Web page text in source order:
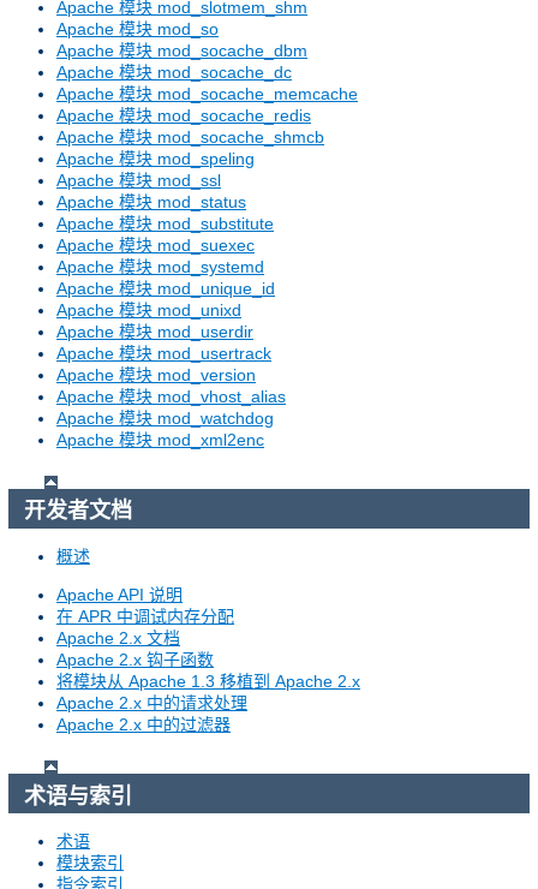
Apache 模块 mod_slotmem_shm
Apache 模块 mod_so
Apache 模块 mod_socache_dbm
Apache 模块 mod_socache_dc
Apache 模块 mod_socache_memcache
Apache 模块 mod_socache_redis
Apache 模块 mod_socache_shmcb
Apache 模块 mod_speling
Apache 模块 mod_ssl
Apache 模块 mod_status
Apache 模块 mod_substitute
Apache 模块 mod_suexec
Apache 模块 mod_systemd
Apache 模块 mod_unique_id
Apache 模块 mod_unixd
Apache 模块 mod_userdir
Apache 模块 mod_usertrack
Apache 模块 mod_version
Apache 模块 mod_vhost_alias
Apache 模块 mod_watchdog
Apache 模块 mod_xml2enc
开发者文档
概述
Apache API 说明
在 APR 中调试内存分配
Apache 2.x 文档
Apache 2.x 钩子函数
将模块从 Apache 1.3 移植到 Apache 2.x
Apache 2.x 中的请求处理
Apache 2.x 中的过滤器
术语与索引
术语
模块索引
指令索引